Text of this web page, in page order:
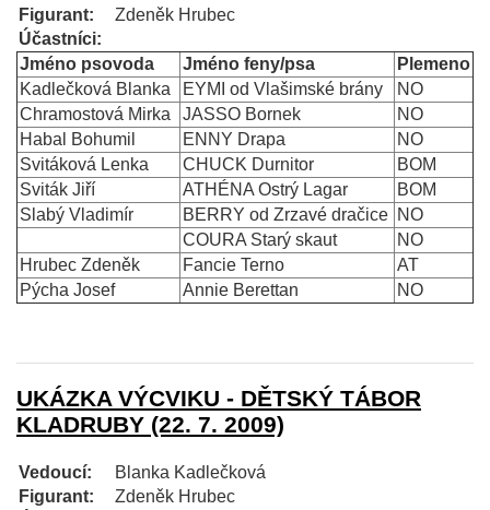
Figurant:
Zdeněk Hrubec
Účastníci:
Jméno psovoda
Jméno feny/psa
Plemeno
Kadlečková Blanka
EYMI od Vlašimské brány
NO
Chramostová Mirka
JASSO Bornek
NO
Habal Bohumil
ENNY Drapa
NO
Svitáková Lenka
CHUCK Durnitor
BOM
Sviták Jiří
ATHÉNA Ostrý Lagar
BOM
Slabý Vladimír
BERRY od Zrzavé dračice NO
COURA Starý skaut
NO
Hrubec Zdeněk
Fancie Terno
AT
Pýcha Josef
Annie Berettan NO
UKÁZKA VÝCVIKU - DĚTSKÝ TÁBOR
KLADRUBY (22. 7. 2009)
Vedoucí:
Blanka Kadlečková
Figurant:
Zdeněk Hrubec